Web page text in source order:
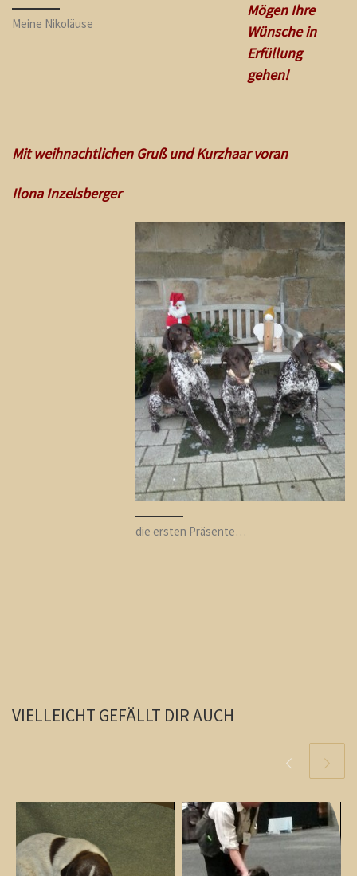
Meine Nikoläuse
Mögen Ihre
Wünsche in
Erfüllung
gehen!
Mit weihnachtlichen Gruß und Kurzhaar voran
Ilona Inzelsberger
die ersten Präsente…
VIELLEICHT GEFÄLLT DIR AUCH